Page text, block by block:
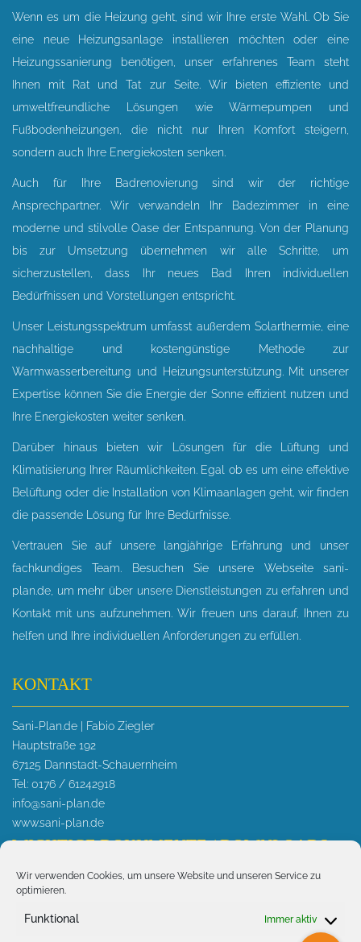
Wir verwenden Cookies, um unsere Website und unseren Service zu
optimieren.
Funktional Immer aktiv
Wenn es um die Heizung geht, sind wir Ihre erste Wahl. Ob Sie
eine neue Heizungsanlage installieren möchten oder eine
Heizungssanierung benötigen, unser erfahrenes Team steht
Ihnen mit Rat und Tat zur Seite. Wir bieten effiziente und
umweltfreundliche Lösungen wie Wärmepumpen und
Fußbodenheizungen, die nicht nur Ihren Komfort steigern,
sondern auch Ihre Energiekosten senken.
Auch für Ihre Badrenovierung sind wir der richtige
Ansprechpartner. Wir verwandeln Ihr Badezimmer in eine
moderne und stilvolle Oase der Entspannung. Von der Planung
bis zur Umsetzung übernehmen wir alle Schritte, um
sicherzustellen, dass Ihr neues Bad Ihren individuellen
Bedürfnissen und Vorstellungen entspricht.
Unser Leistungsspektrum umfasst außerdem Solarthermie, eine
nachhaltige und kostengünstige Methode zur
Warmwasserbereitung und Heizungsunterstützung. Mit unserer
Expertise können Sie die Energie der Sonne effizient nutzen und
Ihre Energiekosten weiter senken.
Darüber hinaus bieten wir Lösungen für die Lüftung und
Klimatisierung Ihrer Räumlichkeiten. Egal ob es um eine effektive
Belüftung oder die Installation von Klimaanlagen geht, wir finden
die passende Lösung für Ihre Bedürfnisse.
Vertrauen Sie auf unsere langjährige Erfahrung und unser
fachkundiges Team. Besuchen Sie unsere Webseite sani-
plan.de, um mehr über unsere Dienstleistungen zu erfahren und
Kontakt mit uns aufzunehmen. Wir freuen uns darauf, Ihnen zu
helfen und Ihre individuellen Anforderungen zu erfüllen.
KONTAKT
Sani-Plan.de | Fabio Ziegler
Hauptstraße 192
67125 Dannstadt-Schauernheim
Tel: 0176 / 61242918
info@sani-plan.de
www.sani-plan.de
WICHTIGE DOKUMENTE / DOWNLOADS
> AKTUELLES